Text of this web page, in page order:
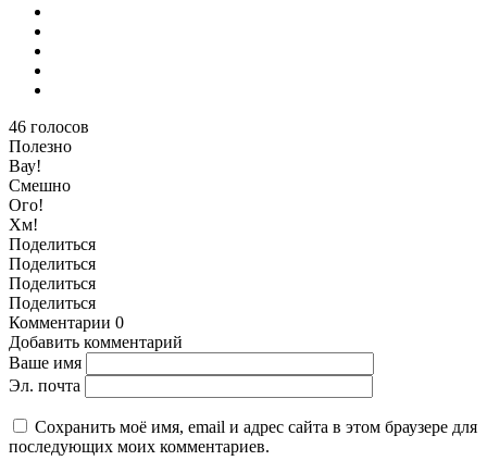
46 голосов
Полезно
Вау!
Смешно
Ого!
Хм!
Поделиться
Поделиться
Поделиться
Поделиться
Комментарии 0
Добавить комментарий
Ваше имя
Эл. почта
Сохранить моё имя, email и адрес сайта в этом браузере для
последующих моих комментариев.